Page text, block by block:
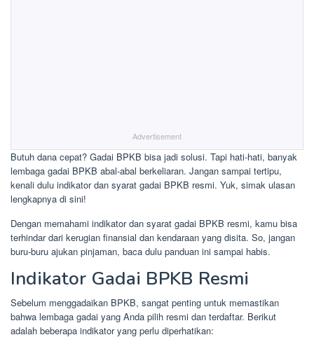
Advertisement
Butuh dana cepat? Gadai BPKB bisa jadi solusi. Tapi hati-hati, banyak
lembaga gadai BPKB abal-abal berkeliaran. Jangan sampai tertipu,
kenali dulu indikator dan syarat gadai BPKB resmi. Yuk, simak ulasan
lengkapnya di sini!
Dengan memahami indikator dan syarat gadai BPKB resmi, kamu bisa
terhindar dari kerugian finansial dan kendaraan yang disita. So, jangan
buru-buru ajukan pinjaman, baca dulu panduan ini sampai habis.
Indikator Gadai BPKB Resmi
Sebelum menggadaikan BPKB, sangat penting untuk memastikan
bahwa lembaga gadai yang Anda pilih resmi dan terdaftar. Berikut
adalah beberapa indikator yang perlu diperhatikan: